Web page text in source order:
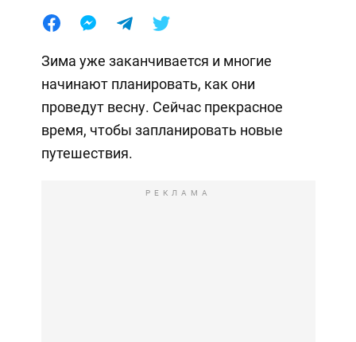
Зима уже заканчивается и многие
начинают планировать, как они
проведут весну. Сейчас прекрасное
время, чтобы запланировать новые
путешествия.
РЕКЛАМА